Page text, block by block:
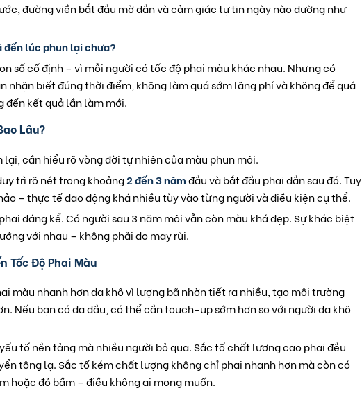
đường viền bắt đầu mờ dần và cảm giác tự tin ngày nào dường như
lúc phun lại chưa?
số cố định – vì mỗi người có tốc độ phai màu khác nhau. Nhưng có
nhận biết đúng thời điểm, không làm quá sớm lãng phí và không để quá
đến kết quả lần làm mới.
Lâu?
cần hiểu rõ vòng đời tự nhiên của màu phun môi.
trì rõ nét trong khoảng2 đến 3 nămđầu và bắt đầu phai dần sau đó. Tuy
– thực tế dao động khá nhiều tùy vào từng người và điều kiện cụ thể.
đáng kể. Có người sau 3 năm môi vẫn còn màu khá đẹp. Sự khác biệt
với nhau – không phải do may rủi.
Tốc Độ Phai Màu
màu nhanh hơn da khô vì lượng bã nhờn tiết ra nhiều, tạo môi trường
Nếu bạn có da dầu, có thể cần touch-up sớm hơn so với người da khô
tố nền tảng mà nhiều người bỏ qua. Sắc tố chất lượng cao phai đều
tông lạ. Sắc tố kém chất lượng không chỉ phai nhanh hơn mà còn có
hoặc đỏ bầm – điều không ai mong muốn.